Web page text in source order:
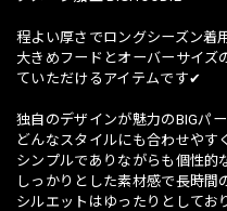
程よい厚さでロングシーズン着
大きめフードとオーバーサイズ
ていただけるアイテムです✔︎
独自のデザインが魅力のBIGパ
どんなスタイルにも合わせやす
シンプルでありながらも個性
しっかりとした素材感で長時間
シルエットはゆったりとしてお